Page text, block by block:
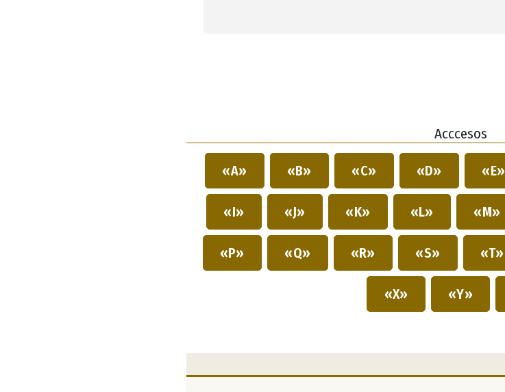
Acccesos
«A» «B» «C» «D» «E»
«I» «J» «K» «L» «M»
«P» «Q» «R» «S» «T»
«X» «Y»